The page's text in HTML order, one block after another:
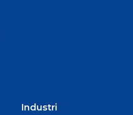
Industri